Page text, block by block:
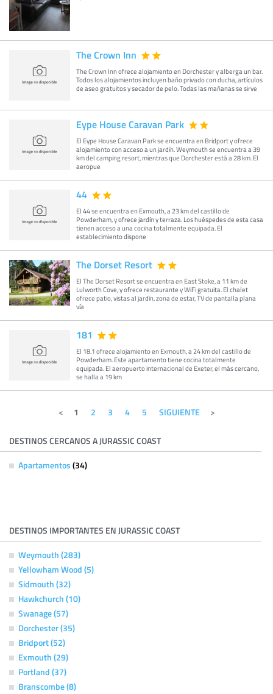
The Crown Inn
The Crown Inn ofrece alojamiento en Dorchester y alberga un bar.
Todos los alojamientos incluyen baño privado con ducha, artículos
de aseo gratuitos y secador de pelo. Todas las mañanas se sirve
Eype House Caravan Park
El Eype House Caravan Park se encuentra en Bridport y ofrece
alojamiento con acceso a un jardín. Weymouth se encuentra a 39
km del camping resort, mientras que Dorchester está a 28 km. El
aeropue
44
El 44 se encuentra en Exmouth, a 23 km del castillo de
Powderham, y ofrece jardín y terraza. Los huéspedes de esta casa
tienen acceso a una cocina totalmente equipada. El
establecimiento dispone
The Dorset Resort
El The Dorset Resort se encuentra en East Stoke, a 11 km de
Lulworth Cove, y ofrece restaurante y WiFi gratuita. El chalet
ofrece patio, vistas al jardín, zona de estar, TV de pantalla plana
vía
181
El 18.1 ofrece alojamiento en Exmouth, a 24 km del castillo de
Powderham. Este apartamento tiene cocina totalmente
equipada. El aeropuerto internacional de Exeter, el más cercano,
se halla a 19 km
1 2 3 4 5 SIGUIENTE
DESTINOS CERCANOS A JURASSIC COAST
Apartamentos (34)
DESTINOS IMPORTANTES EN JURASSIC COAST
Weymouth (283)
Yellowham Wood (5)
Sidmouth (32)
Hawkchurch (10)
Swanage (57)
Dorchester (35)
Bridport (52)
Exmouth (29)
Portland (37)
Branscombe (8)